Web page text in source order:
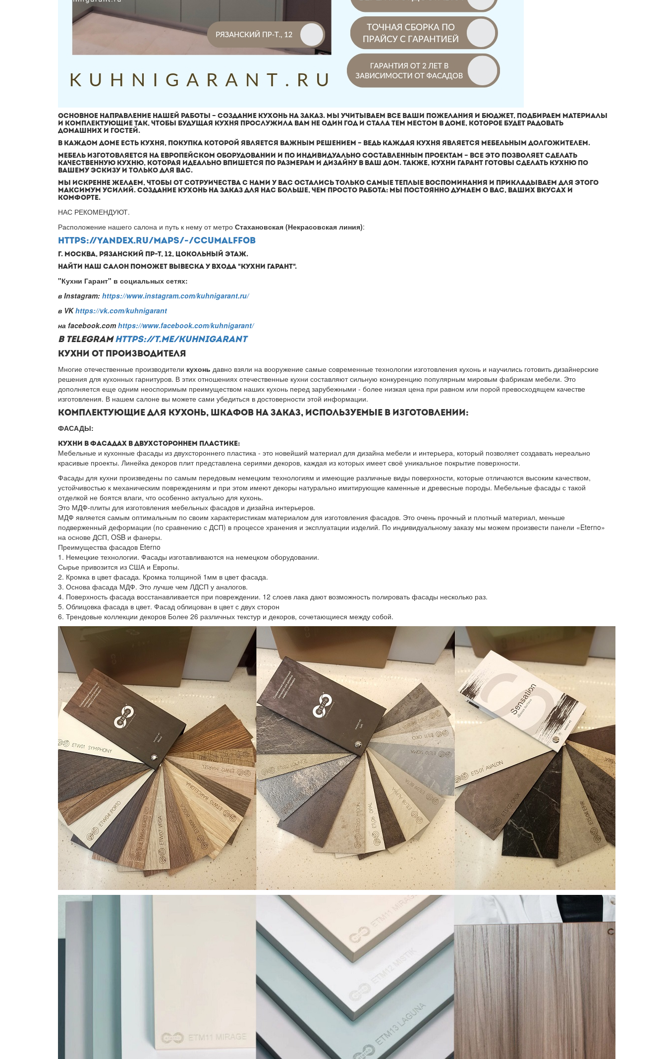
ОСНОВНОЕ НАПРАВЛЕНИЕ НАШЕЙ РАБОТЫ – СОЗДАНИЕ КУХОНЬ НА ЗАКАЗ. МЫ УЧИТЫВАЕМ ВСЕ ВАШИ ПОЖЕЛАНИЯ И БЮДЖЕТ, ПОДБИРАЕМ МАТЕРИАЛЫ
И КОМПЛЕКТУЮЩИЕ ТАК, ЧТОБЫ БУДУЩАЯ КУХНЯ ПРОСЛУЖИЛА ВАМ НЕ ОДИН ГОД И СТАЛА ТЕМ МЕСТОМ В ДОМЕ, КОТОРОЕ БУДЕТ РАДОВАТЬ
ДОМАШНИХ И ГОСТЕЙ.
В КАЖДОМ ДОМЕ ЕСТЬ КУХНЯ, ПОКУПКА КОТОРОЙ ЯВЛЯЕТСЯ ВАЖНЫМ РЕШЕНИЕМ – ВЕДЬ КАЖДАЯ КУХНЯ ЯВЛЯЕТСЯ МЕБЕЛЬНЫМ ДОЛГОЖИТЕЛЕМ.
МЕБЕЛЬ ИЗГОТОВЛЯЕТСЯ НА ЕВРОПЕЙСКОМ ОБОРУДОВАНИИ И ПО ИНДИВИДУАЛЬНО СОСТАВЛЕННЫМ ПРОЕКТАМ – ВСЕ ЭТО ПОЗВОЛЯЕТ СДЕЛАТЬ
КАЧЕСТВЕННУЮ КУХНЮ, КОТОРАЯ ИДЕАЛЬНО ВПИШЕТСЯ ПО РАЗМЕРАМ И ДИЗАЙНУ В ВАШ ДОМ. ТАКЖЕ, КУХНИ ГАРАНТ ГОТОВЫ СДЕЛАТЬ КУХНЮ ПО
ВАШЕМУ ЭСКИЗУ И ТОЛЬКО ДЛЯ ВАС.
МЫ ИСКРЕННЕ ЖЕЛАЕМ, ЧТОБЫ ОТ СОТРУИЧЕСТВА С НАМИ У ВАС ОСТАЛИСЬ ТОЛЬКО САМЫЕ ТЕПЛЫЕ ВОСПОМИНАНИЯ И ПРИКЛАДЫВАЕМ ДЛЯ ЭТОГО
МАКСИМУМ УСИЛИЙ. СОЗДАНИЕ КУХОНЬ НА ЗАКАЗ ДЛЯ НАС БОЛЬШЕ, ЧЕМ ПРОСТО РАБОТА: МЫ ПОСТОЯННО ДУМАЕМ О ВАС, ВАШИХ ВКУСАХ И
КОМФОРТЕ.
НАС РЕКОМЕНДУЮТ.
Расположение нашего салона и путь к нему от метро Стахановская (Некрасовская линия):
HTTPS://YANDEX.RU/MAPS/-/CCUMALFFOB
Г. МОСКВА, РЯЗАНСКИЙ ПР-Т, 12, ЦОКОЛЬНЫЙ ЭТАЖ.
НАЙТИ НАШ САЛОН ПОМОЖЕТ ВЫВЕСКА У ВХОДА "КУХНИ ГАРАНТ".
"Кухни Гарант" в социальных сетях:
в Instagram: https://www.instagram.com/kuhnigarant.ru/
в VK https://vk.com/kuhnigarant
на facebook.com https://www.facebook.com/kuhnigarant/
В TELEGRAMHTTPS://T.ME/KUHNIGARANT
КУХНИ ОТ ПРОИЗВОДИТЕЛЯ
Многие отечественные производители кухонь давно взяли на вооружение самые современные технологии изготовления кухонь и научились готовить дизайнерские
решения для кухонных гарнитуров. В этих отношениях отечественные кухни составляют сильную конкуренцию популярным мировым фабрикам мебели. Это
дополняется еще одним неоспоримым преимуществом наших кухонь перед зарубежными - более низкая цена при равном или порой превосходящем качестве
изготовления. В нашем салоне вы можете сами убедиться в достоверности этой информации.
КОМПЛЕКТУЮЩИЕ ДЛЯ КУХОНЬ, ШКАФОВ НА ЗАКАЗ, ИСПОЛЬЗУЕМЫЕ В ИЗГОТОВЛЕНИИ:
ФАСАДЫ:
КУХНИ В ФАСАДАХ В ДВУХСТОРОННЕМ ПЛАСТИКЕ:
Мебельные и кухонные фасады из двухстороннего пластика - это новейший материал для дизайна мебели и интерьера, который позволяет создавать нереально
красивые проекты. Линейка декоров плит представлена сериями декоров, каждая из которых имеет своё уникальное покрытие поверхности.
Фасады для кухни произведены по самым передовым немецким технологиям и имеющие различные виды поверхности, которые отличаются высоким качеством,
устойчивостью к механическим повреждениям и при этом имеют декоры натурально имитирующие каменные и древесные породы. Мебельные фасады с такой
отделкой не боятся влаги, что особенно актуально для кухонь.
Это МДФ-плиты для изготовления мебельных фасадов и дизайна интерьеров.
МДФ является самым оптимальным по своим характеристикам материалом для изготовления фасадов. Это очень прочный и плотный материал, меньше
подверженный деформации (по сравнению с ДСП) в процессе хранения и эксплуатации изделий. По индивидуальному заказу мы можем произвести панели «Eterno»
на основе ДСП, OSB и фанеры.
Преимущества фасадов Eterno
1. Немецкие технологии. Фасады изготавливаются на немецком оборудовании.
Сырье привозится из США и Европы.
2. Кромка в цвет фасада. Кромка толщиной 1мм в цвет фасада.
3. Основа фасада МДФ. Это лучше чем ЛДСП у аналогов.
4. Поверхность фасада восстанавливается при повреждении. 12 слоев лака дают возможность полировать фасады несколько раз.
5. Облицовка фасада в цвет. Фасад облицован в цвет с двух сторон
6. Трендовые коллекции декоров Более 26 различных текстур и декоров, сочетающиеся между собой.